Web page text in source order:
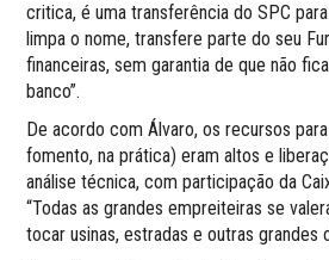
critica, é uma transferência do SPC
limpa o nome, transfere parte do seu
financeiras, sem garantia de que não
banco”.
De acordo com Álvaro, os recursos
fomento, na prática) eram altos e
análise técnica, com participação da
“Todas as grandes empreiteiras se
tocar usinas, estradas e outras grandes